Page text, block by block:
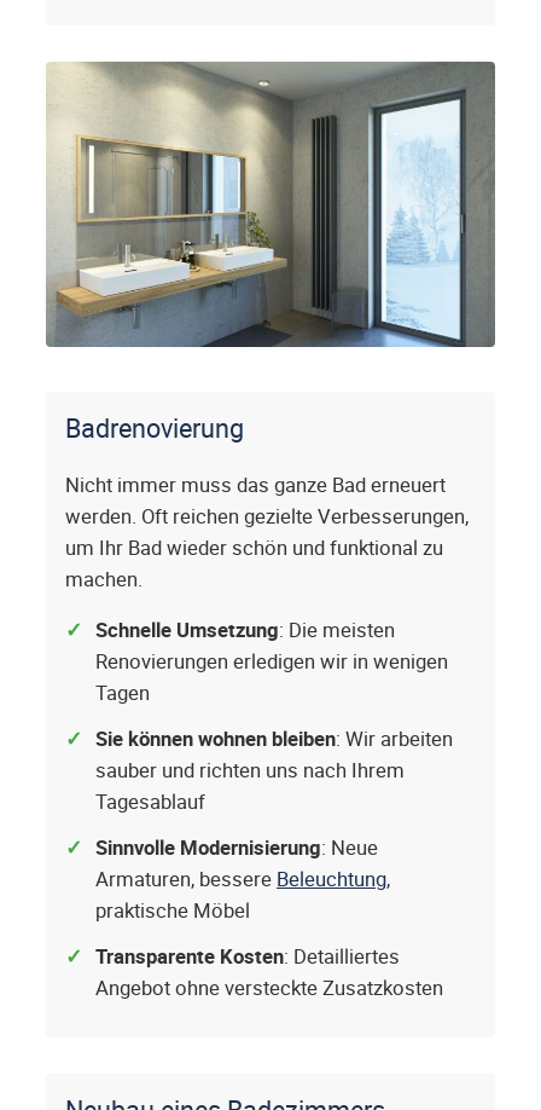
Badrenovierung
Nicht immer muss das ganze Bad erneuert
werden. Oft reichen gezielte Verbesserungen,
um Ihr Bad wieder schön und funktional zu
machen.
Schnelle Umsetzung: Die meisten
Renovierungen erledigen wir in wenigen
Tagen
Sie können wohnen bleiben: Wir arbeiten
sauber und richten uns nach Ihrem
Tagesablauf
Sinnvolle Modernisierung: Neue
Armaturen, bessere Beleuchtung,
praktische Möbel
Transparente Kosten: Detailliertes
Angebot ohne versteckte Zusatzkosten